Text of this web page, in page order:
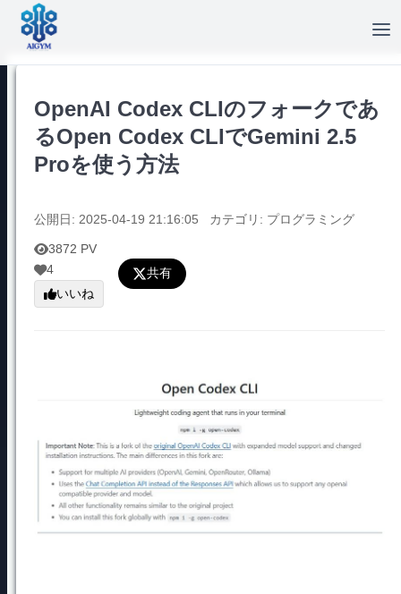
OpenAI Codex CLIのフォークであ
るOpen Codex CLIでGemini 2.5
Proを使う方法
公開日: 2025-04-19 21:16:05 カテゴリ: プログラミング
3872 PV
4
いいね
共有